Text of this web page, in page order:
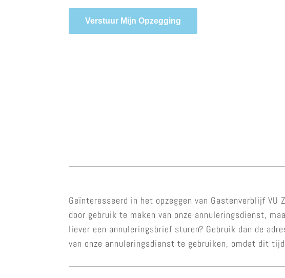
Verstuur Mijn Opzegging
Geïnteresseerd in het opzeggen van Gastenverblijf
door gebruik te maken van onze annuleringsdienst,
liever een annuleringsbrief sturen? Gebruik dan de
van onze annuleringsdienst te gebruiken, omdat dit